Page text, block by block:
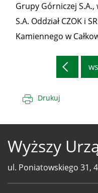
Grupy Górniczej S.A.,
S.A. Oddział CZOK i
Kamiennego w
Drukuj
Wyższy
ul. Poniatowskiego 31,